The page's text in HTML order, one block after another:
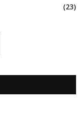
(23)